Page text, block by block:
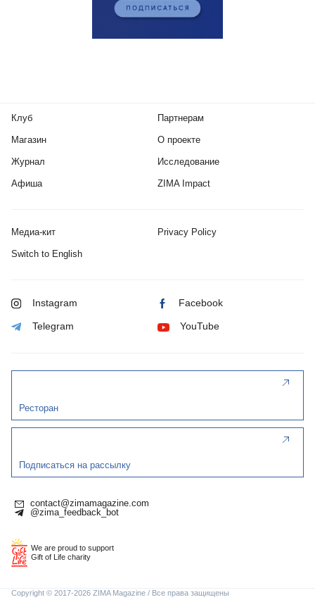
Клуб
Магазин
Журнал
Афиша
Партнерам
О проекте
Исследование
ZIMA Impact
Медиа-кит Privacy Policy
Switch to English
Instagram Facebook
Telegram YouTube
Ресторан
Подписаться на рассылку
contact@zimamagazine.com
@zima_feedback_bot
We are proud to support
Gift of Life charity
Copyright © 2017-2026 ZIMA Magazine / Все права защищены